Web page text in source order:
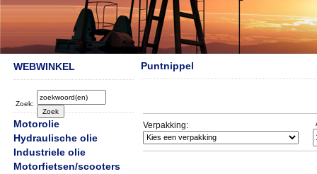
WEBWINKEL
Zoek:
Motorolie
Hydraulische olie
Industriele olie
Motorfietsen/scooters
Puntnippel
Verpakking: